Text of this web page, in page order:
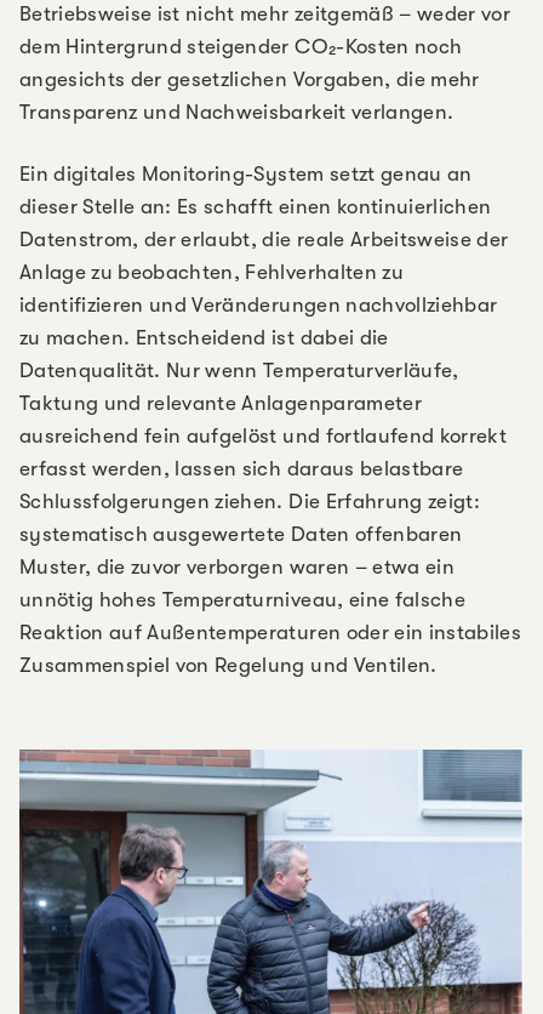
Betriebsweise ist nicht mehr zeitgemäß – weder vor
dem Hintergrund steigender CO₂-Kosten noch
angesichts der gesetzlichen Vorgaben, die mehr
Transparenz und Nachweisbarkeit verlangen.
Ein digitales Monitoring-System setzt genau an
dieser Stelle an: Es schafft einen kontinuierlichen
Datenstrom, der erlaubt, die reale Arbeitsweise der
Anlage zu beobachten, Fehlverhalten zu
identifizieren und Veränderungen nachvollziehbar
zu machen. Entscheidend ist dabei die
Datenqualität. Nur wenn Temperaturverläufe,
Taktung und relevante Anlagenparameter
ausreichend fein aufgelöst und fortlaufend korrekt
erfasst werden, lassen sich daraus belastbare
Schlussfolgerungen ziehen. Die Erfahrung zeigt:
systematisch ausgewertete Daten offenbaren
Muster, die zuvor verborgen waren – etwa ein
unnötig hohes Temperaturniveau, eine falsche
Reaktion auf Außentemperaturen oder ein instabiles
Zusammenspiel von Regelung und Ventilen.